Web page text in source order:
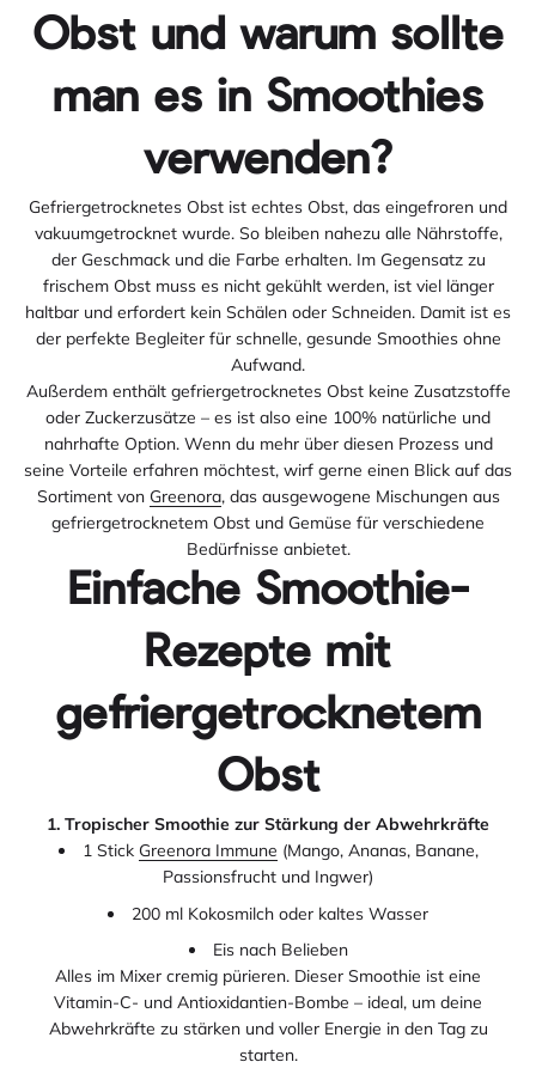
Obst und warum sollte
man es in Smoothies
verwenden?
Gefriergetrocknetes Obst ist echtes Obst, das eingefroren und
vakuumgetrocknet wurde. So bleiben nahezu alle Nährstoffe,
der Geschmack und die Farbe erhalten. Im Gegensatz zu
frischem Obst muss es nicht gekühlt werden, ist viel länger
haltbar und erfordert kein Schälen oder Schneiden. Damit ist es
der perfekte Begleiter für schnelle, gesunde Smoothies ohne
Aufwand.
Außerdem enthält gefriergetrocknetes Obst keine Zusatzstoffe
oder Zuckerzusätze – es ist also eine 100% natürliche und
nahrhafte Option. Wenn du mehr über diesen Prozess und
seine Vorteile erfahren möchtest, wirf gerne einen Blick auf das
Sortiment von Greenora, das ausgewogene Mischungen aus
gefriergetrocknetem Obst und Gemüse für verschiedene
Bedürfnisse anbietet.
Einfache Smoothie-
Rezepte mit
gefriergetrocknetem
Obst
1. Tropischer Smoothie zur Stärkung der Abwehrkräfte
1 Stick Greenora Immune (Mango, Ananas, Banane,
Passionsfrucht und Ingwer)
200 ml Kokosmilch oder kaltes Wasser
Eis nach Belieben
Alles im Mixer cremig pürieren. Dieser Smoothie ist eine
Vitamin-C- und Antioxidantien-Bombe – ideal, um deine
Abwehrkräfte zu stärken und voller Energie in den Tag zu
starten.